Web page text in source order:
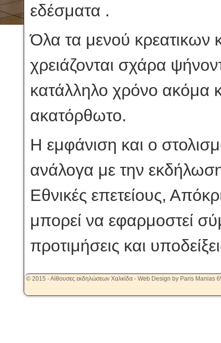
εδέσματα .
Όλα τα μενού κρεατικων
χρειάζονται σχάρα
κατάλληλο χρόνο ακόμα
ακατόρθωτο.
Η εμφάνιση και ο
ανάλογα με την
Εθνικές επετείους,
μπορεί να εφαρμοστεί
προτιμήσεις και
© 2015 - Αίθουσες εκδηλώσεων Χαλκίδα - Web Design by Paris Manias